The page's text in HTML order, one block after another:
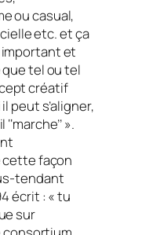
ou casual,
etc. et ça
et
tel ou tel
créatif
peut s’aligner,
».
façon
tendant
écrit : « tu
sur